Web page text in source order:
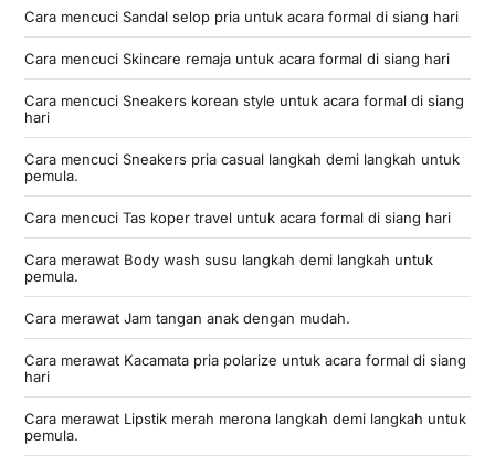
Cara mencuci Sandal selop pria untuk acara formal di siang hari
Cara mencuci Skincare remaja untuk acara formal di siang hari
Cara mencuci Sneakers korean style untuk acara formal di siang
hari
Cara mencuci Sneakers pria casual langkah demi langkah untuk
pemula.
Cara mencuci Tas koper travel untuk acara formal di siang hari
Cara merawat Body wash susu langkah demi langkah untuk
pemula.
Cara merawat Jam tangan anak dengan mudah.
Cara merawat Kacamata pria polarize untuk acara formal di siang
hari
Cara merawat Lipstik merah merona langkah demi langkah untuk
pemula.